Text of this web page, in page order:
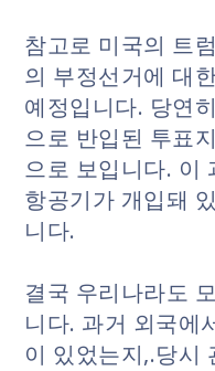
참고로 미국의 트
의 부정선거에 대
예정입니다. 당연
으로 반입된 투표
으로 보입니다. 이
항공기가 개입돼
니다.
결국 우리나라도
니다. 과거 외국에
이 있었는지,.당시